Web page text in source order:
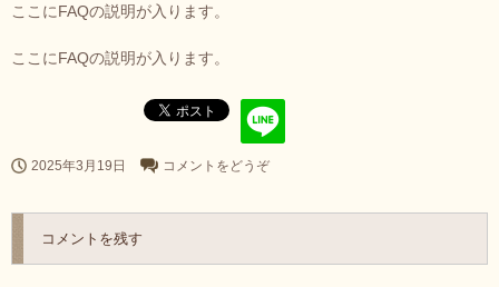
ここにFAQの説明が入ります。
ここにFAQの説明が入ります。
2025年3月19日 コメントをどうぞ
コメントを残す